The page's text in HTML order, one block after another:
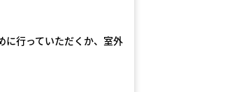
に行っていただくか、室外